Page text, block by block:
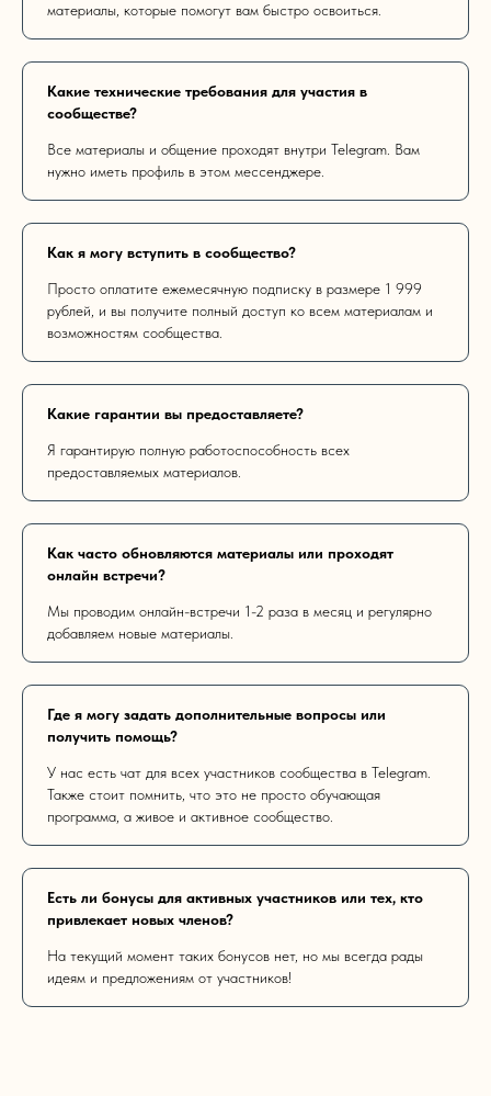
материалы, которые помогут вам быстро освоиться.
Какие технические требования для участия в
сообществе?
Все материалы и общение проходят внутри Telegram. Вам
нужно иметь профиль в этом мессенджере.
Как я могу вступить в сообщество?
Просто оплатите ежемесячную подписку в размере 1 999
рублей, и вы получите полный доступ ко всем материалам и
возможностям сообщества.
Какие гарантии вы предоставляете?
Я гарантирую полную работоспособность всех
предоставляемых материалов.
Как часто обновляются материалы или проходят
онлайн встречи?
Мы проводим онлайн-встречи 1-2 раза в месяц и регулярно
добавляем новые материалы.
Где я могу задать дополнительные вопросы или
получить помощь?
У нас есть чат для всех участников сообщества в Telegram.
Также стоит помнить, что это не просто обучающая
программа, а живое и активное сообщество.
Есть ли бонусы для активных участников или тех, кто
привлекает новых членов?
На текущий момент таких бонусов нет, но мы всегда рады
идеям и предложениям от участников!